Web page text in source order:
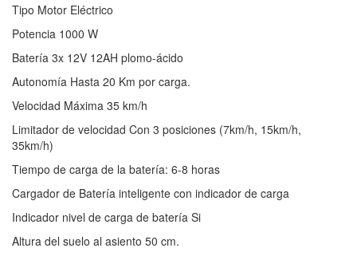
Tipo Motor Eléctrico
Potencia 1000 W
Batería 3x 12V 12AH plomo-ácido
Autonomía Hasta 20 Km por carga.
Velocidad Máxima 35 km/h
Limitador de velocidad Con 3 posiciones (7km/h, 15km/h,
35km/h)
Tiempo de carga de la batería: 6-8 horas
Cargador de Batería inteligente con indicador de carga
Indicador nivel de carga de batería Si
Altura del suelo al asiento 50 cm.